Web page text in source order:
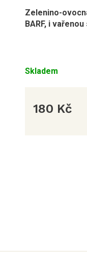
Skladem
Zelenino-
BARF, i vařenou
180 Kč